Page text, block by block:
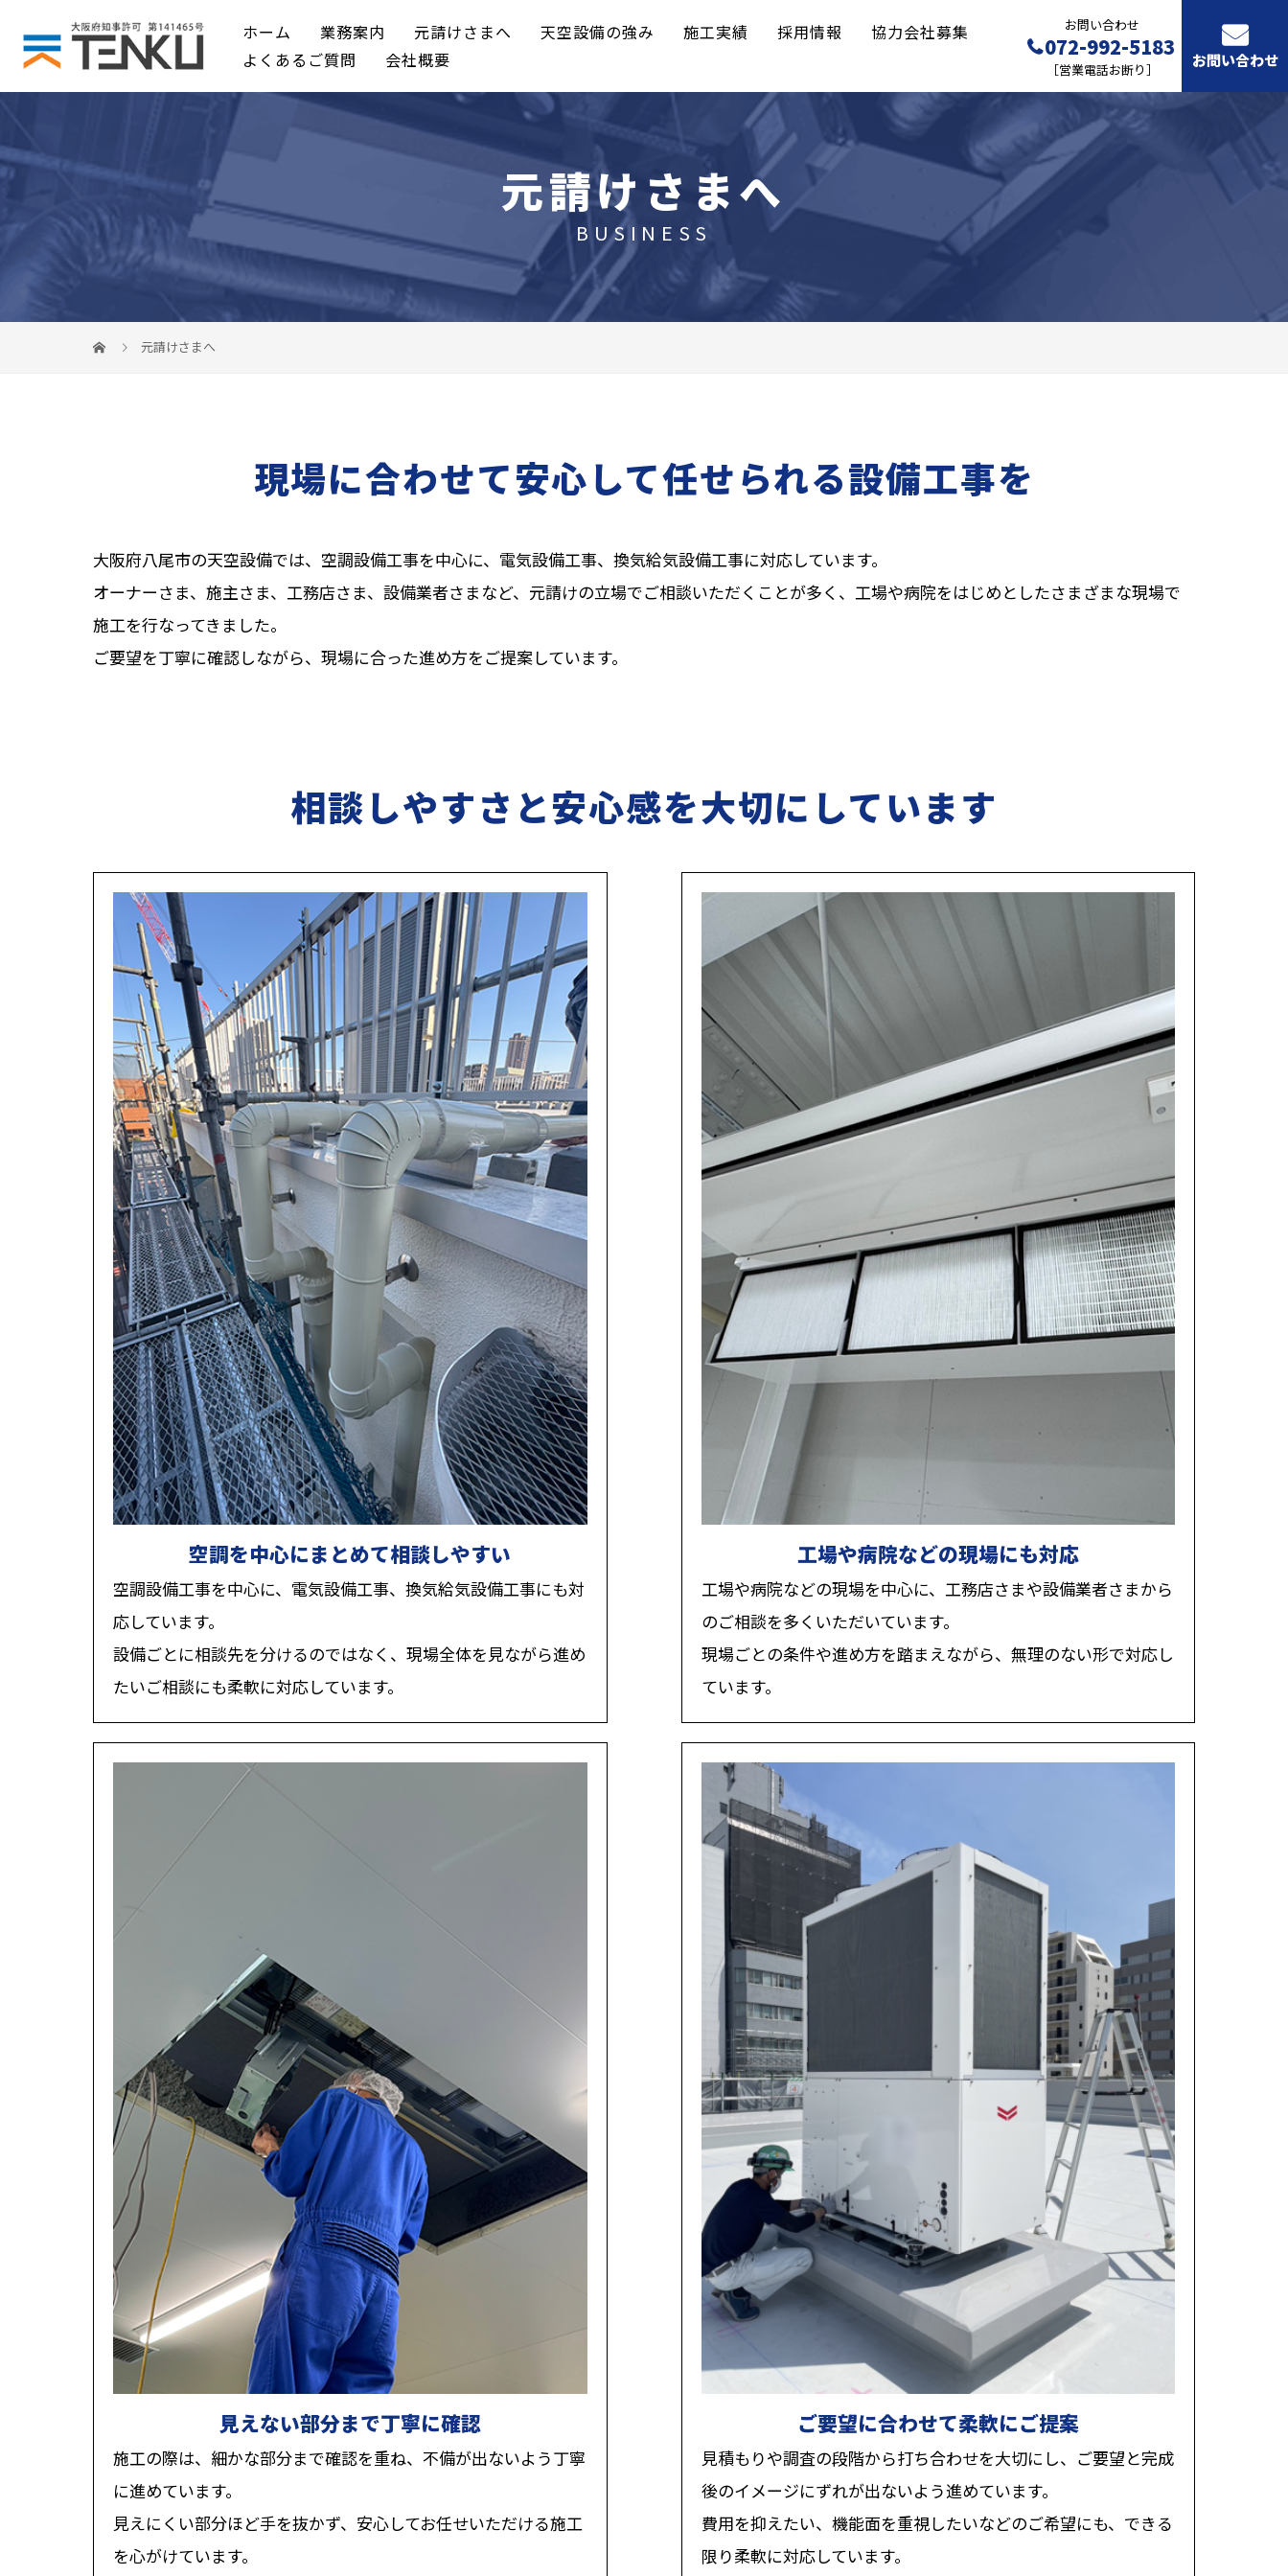
ホーム 業務案内 元請けさまへ 天空設備の強み 施工実績 採用情報
協力会社募集
よくあるご質問
会社概要
お問い合わせ
072-992-5183
［営業電話お断り］ お問い合わせ
元請けさまへ
BUSINESS
元請けさまへ
現場に合わせて安心して任せられる設備工事を
大阪府八尾市の天空設備では、空調設備工事を中心に、電気設備工事、換気給気設備工事に対応しています。
オーナーさま、施主さま、工務店さま、設備業者さまなど、元請けの立場でご相談いただくことが多く、工場や病院をはじめとしたさまざまな現場で
施工を行なってきました。
ご要望を丁寧に確認しながら、現場に合った進め方をご提案しています。
相談しやすさと安心感を大切にしています
空調を中心にまとめて相談しやすい
空調設備工事を中心に、電気設備工事、換気給気設備工事にも対
応しています。
設備ごとに相談先を分けるのではなく、現場全体を見ながら進め
たいご相談にも柔軟に対応しています。
工場や病院などの現場にも対応
工場や病院などの現場を中心に、工務店さまや設備業者さまから
のご相談を多くいただいています。
現場ごとの条件や進め方を踏まえながら、無理のない形で対応し
ています。
見えない部分まで丁寧に確認
施工の際は、細かな部分まで確認を重ね、不備が出ないよう丁寧
に進めています。
見えにくい部分ほど手を抜かず、安心してお任せいただける施工
を心がけています。
ご要望に合わせて柔軟にご提案
見積もりや調査の段階から打ち合わせを大切にし、ご要望と完成
後のイメージにずれが出ないよう進めています。
費用を抑えたい、機能面を重視したいなどのご希望にも、できる
限り柔軟に対応しています。